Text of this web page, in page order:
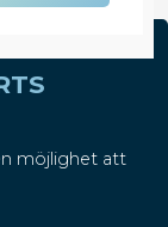
möjlighet att